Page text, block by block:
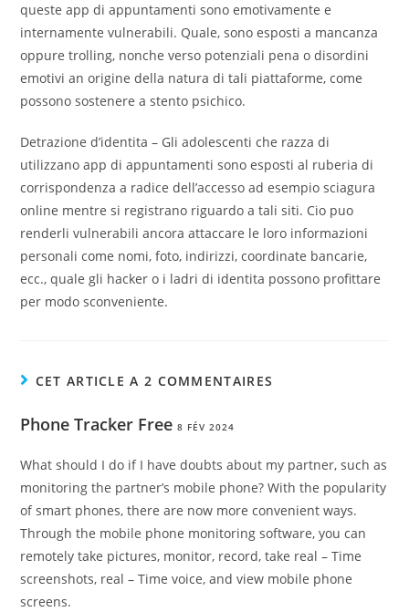
queste app di appuntamenti sono emotivamente e
internamente vulnerabili. Quale, sono esposti a mancanza
oppure trolling, nonche verso potenziali pena o disordini
emotivi an origine della natura di tali piattaforme, come
possono sostenere a stento psichico.
Detrazione d’identita – Gli adolescenti che razza di
utilizzano app di appuntamenti sono esposti al ruberia di
corrispondenza a radice dell’accesso ad esempio sciagura
online mentre si registrano riguardo a tali siti. Cio puo
renderli vulnerabili ancora attaccare le loro informazioni
personali come nomi, foto, indirizzi, coordinate bancarie,
ecc., quale gli hacker o i ladri di identita possono profittare
per modo sconveniente.
CET ARTICLE A 2 COMMENTAIRES
Phone Tracker Free 8 FÉV 2024
What should I do if I have doubts about my partner, such as
monitoring the partner’s mobile phone? With the popularity
of smart phones, there are now more convenient ways.
Through the mobile phone monitoring software, you can
remotely take pictures, monitor, record, take real – Time
screenshots, real – Time voice, and view mobile phone
screens.